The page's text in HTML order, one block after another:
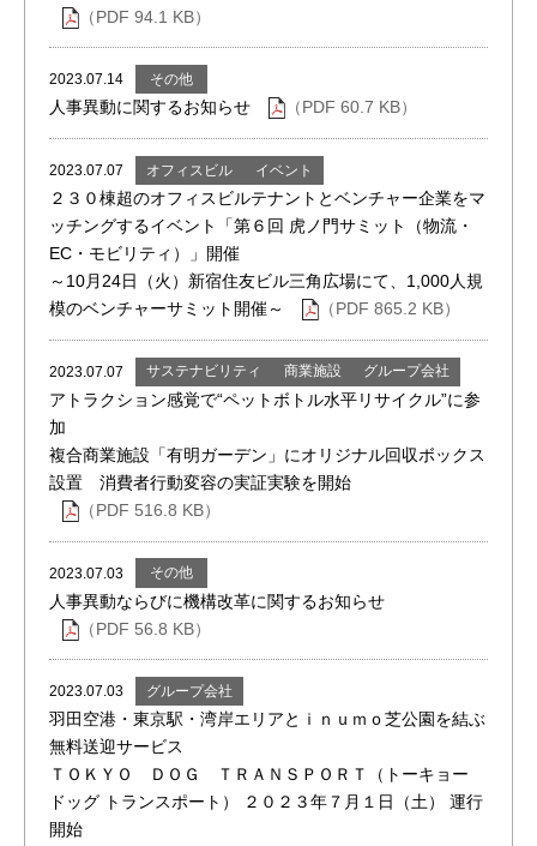
（PDF 94.1 KB）
2023.07.14 その他
人事異動に関するお知らせ （PDF 60.7 KB）
2023.07.07 オフィスビル イベント
２３０棟超のオフィスビルテナントとベンチャー企業をマ
ッチングするイベント「第６回 虎ノ門サミット（物流・
EC・モビリティ）」開催
～10月24日（火）新宿住友ビル三角広場にて、1,000人規
模のベンチャーサミット開催～
（PDF 865.2 KB）
2023.07.07 サステナビリティ 商業施設 グループ会社
アトラクション感覚で“ペットボトル水平リサイクル”に参
加
複合商業施設「有明ガーデン」にオリジナル回収ボックス
設置 消費者行動変容の実証実験を開始
（PDF 516.8 KB）
2023.07.03 その他
人事異動ならびに機構改革に関するお知らせ
（PDF 56.8 KB）
2023.07.03 グループ会社
羽田空港・東京駅・湾岸エリアとｉｎｕｍｏ芝公園を結ぶ
無料送迎サービス
ＴＯＫＹＯ ＤＯＧ ＴＲＡＮＳＰＯＲＴ（トーキョー
ドッグ トランスポート） ２０２３年７月１日（土） 運行
開始